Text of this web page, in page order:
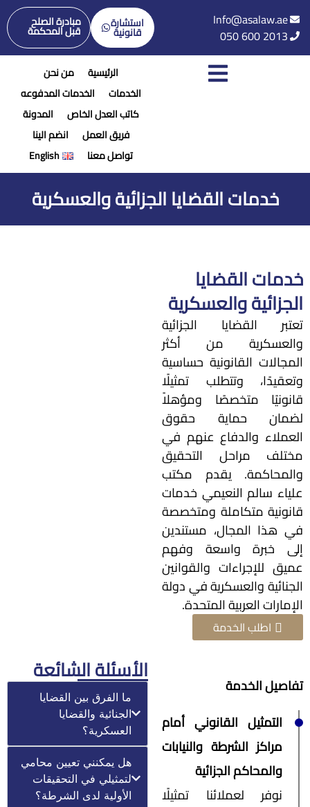
Info@asalaw.ae
050 600 2013
استشارة
قانونية
مبادرة الصلح
قبل المحكمة
الرئيسية
من نحن
الخدمات
الخدمات المدفوعه
كاتب العدل الخاص
المدونة
فريق العمل
انضم الينا
تواصل معنا
English
خدمات القضايا الجزائية والعسكرية
خدمات القضايا
الجزائية والعسكرية
تعتبر القضايا الجزائية
والعسكرية من أكثر
المجالات القانونية حساسية
وتعقيدًا، وتتطلب تمثيلًا
قانونيًا متخصصًا ومؤهلاً
لضمان حماية حقوق
العملاء والدفاع عنهم في
مختلف مراحل التحقيق
والمحاكمة. يقدم مكتب
علياء سالم النعيمي خدمات
قانونية متكاملة ومتخصصة
في هذا المجال، مستندين
إلى خبرة واسعة وفهم
عميق للإجراءات والقوانين
الجنائية والعسكرية في دولة
الإمارات العربية المتحدة.
اطلب الخدمة
تفاصيل الخدمة
التمثيل القانوني أمام
مراكز الشرطة والنيابات
والمحاكم الجزائية
نوفر لعملائنا تمثيلًا
الأسئلة الشائعة
ما الفرق بين القضايا
الجنائية والقضايا
العسكرية؟
هل يمكنني تعيين محامي
لتمثيلي في التحقيقات
الأولية لدى الشرطة؟